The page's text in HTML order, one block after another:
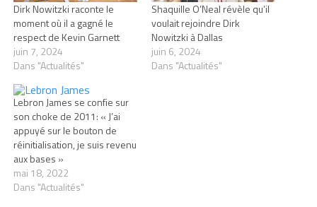
Dirk Nowitzki raconte le
moment où il a gagné le
respect de Kevin Garnett
juin 7, 2024
Dans "Actualités"
Shaquille O’Neal révèle qu’il
voulait rejoindre Dirk
Nowitzki à Dallas
juin 6, 2024
Dans "Actualités"
Lebron James se confie sur
son choke de 2011: « J’ai
appuyé sur le bouton de
réinitialisation, je suis revenu
aux bases »
mai 18, 2022
Dans "Actualités"